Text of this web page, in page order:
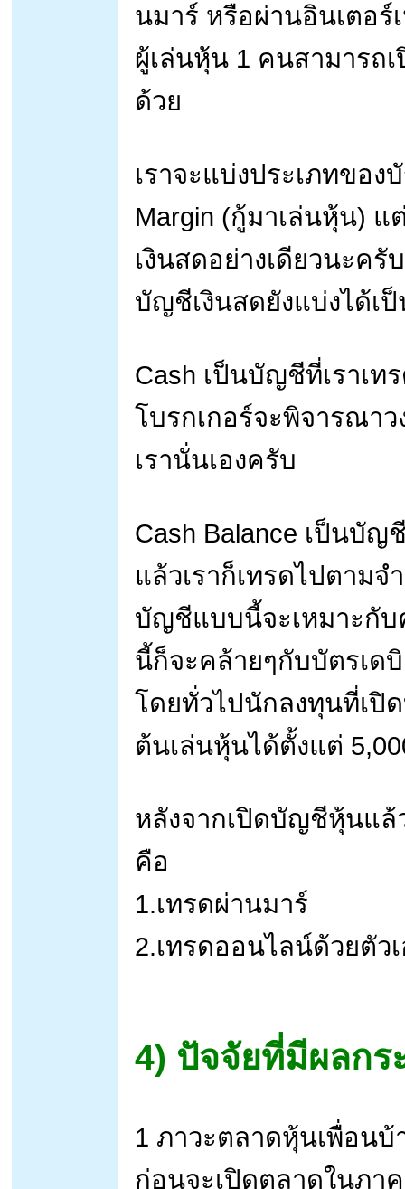
นมาร์ หรือผ่านอินเตอร์
ผู้เล่นหุ้น 1 คนสามารถ
ด้วย
เราจะแบ่งประเภทขอ
Margin (กู้มาเล่นหุ้น)
เงินสดอย่างเดียวนะครับ
บัญชีเงินสดยังแบ่งได้เ
Cash เป็นบัญชีที่เราเ
โบรกเกอร์จะพิจารณา
เรานั่นเองครับ
Cash Balance เป็นบัญ
แล้วเราก็เทรดไปตามจ
บัญชีแบบนี้จะเหมาะกั
นี้ก็จะคล้ายๆกับบัตรเด
โดยทั่วไปนักลงทุนที่เปิ
ต้นเล่นหุ้นได้ตั้งแต่
หลังจากเปิดบัญชีหุ้นแล้
คือ
1.เทรดผ่านมาร์
2.เทรดออนไลน์ด้วยตัว
4) ปัจจัยที่มีผลก
1 ภาวะตลาดหุ้นเพื่อนบ้
ก่อนจะเปิดตลาดในภา